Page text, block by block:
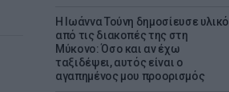
Η Ιωάννα Τούνη δημοσίευσε υλικό
από τις διακοπές της στη
Μύκονο: Όσο και αν έχω
ταξιδέψει, αυτός είναι ο
αγαπημένος μου προορισμός